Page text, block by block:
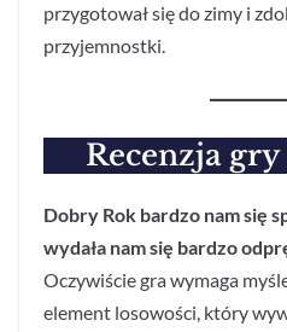
przygotował się do zimy i
przyjemnostki.
Recenzja gry
Dobry Rok bardzo nam się
wydała nam się bardzo
Oczywiście gra wymaga
element losowości, który